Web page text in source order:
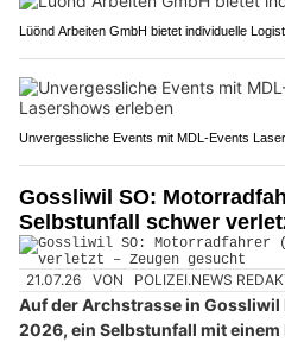
Lüönd Arbeiten GmbH bietet individuelle
Unvergessliche Events mit MDL-Events
Gossliwil SO:
Selbstunfall schwer
21.07.26 VON POLIZEI.NEWS
Auf der Archstrasse in
2026, ein Selbstunfall mit